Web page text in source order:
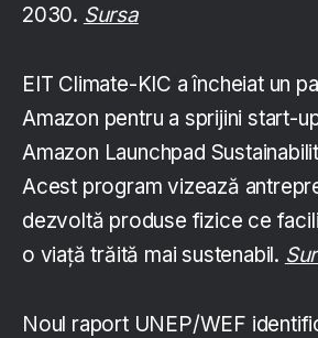
2030. Sursa
EIT Climate-KIC a încheiat un
Amazon pentru a sprijini start-
Amazon Launchpad
Acest program vizează
dezvoltă produse fizice ce
o viață trăită mai sustenabil.
Noul raport UNEP/WEF